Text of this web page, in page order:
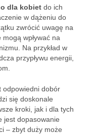
dla kobiet do ich
w dążeniu do
zwrócić uwagę na
mogą wpływać na
Na przykład w
przypływu energii,
odpowiedni dobór
się doskonale
kroki, jak i dla tych
jest dopasowanie
– zbyt duży może